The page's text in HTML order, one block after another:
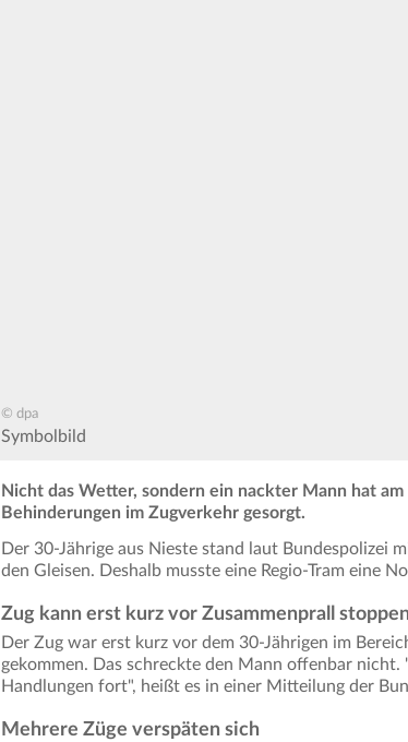
© dpa
Symbolbild
Nicht das Wetter, sondern ein nackter Mann hat
Behinderungen im Zugverkehr gesorgt.
Der 30-Jährige aus Nieste stand laut Bundespolizei
den Gleisen. Deshalb musste eine Regio-Tram eine
Zug kann erst kurz vor Zusammenprall stoppen
Der Zug war erst kurz vor dem 30-Jährigen im
gekommen. Das schreckte den Mann offenbar
Handlungen fort", heißt es in einer Mitteilung der
Mehrere Züge verspäten sich